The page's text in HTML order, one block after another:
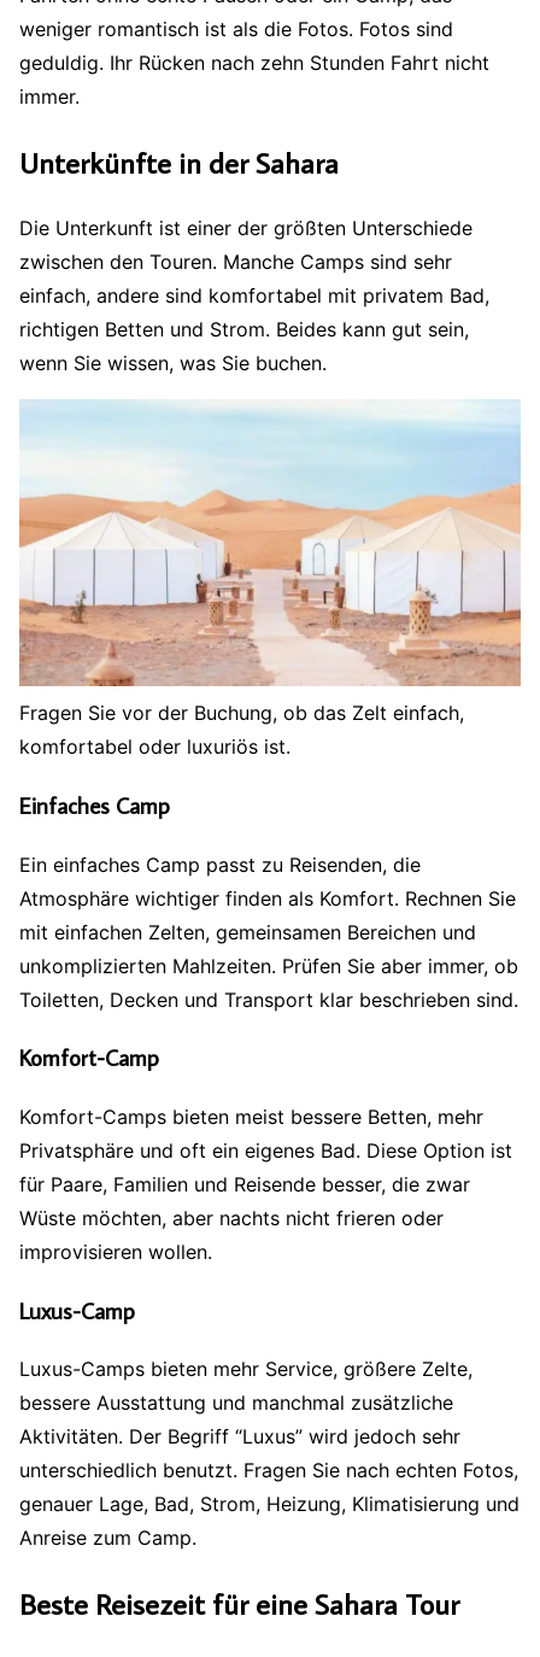
weniger romantisch ist als die Fotos. Fotos sind
geduldig. Ihr Rücken nach zehn Stunden Fahrt nicht
immer.
Unterkünfte in der Sahara
Die Unterkunft ist einer der größten Unterschiede
zwischen den Touren. Manche Camps sind sehr
einfach, andere sind komfortabel mit privatem Bad,
richtigen Betten und Strom. Beides kann gut sein,
wenn Sie wissen, was Sie buchen.
Fragen Sie vor der Buchung, ob das Zelt einfach,
komfortabel oder luxuriös ist.
Einfaches Camp
Ein einfaches Camp passt zu Reisenden, die
Atmosphäre wichtiger finden als Komfort. Rechnen Sie
mit einfachen Zelten, gemeinsamen Bereichen und
unkomplizierten Mahlzeiten. Prüfen Sie aber immer, ob
Toiletten, Decken und Transport klar beschrieben sind.
Komfort-Camp
Komfort-Camps bieten meist bessere Betten, mehr
Privatsphäre und oft ein eigenes Bad. Diese Option ist
für Paare, Familien und Reisende besser, die zwar
Wüste möchten, aber nachts nicht frieren oder
improvisieren wollen.
Luxus-Camp
Luxus-Camps bieten mehr Service, größere Zelte,
bessere Ausstattung und manchmal zusätzliche
Aktivitäten. Der Begriff “Luxus” wird jedoch sehr
unterschiedlich benutzt. Fragen Sie nach echten Fotos,
genauer Lage, Bad, Strom, Heizung, Klimatisierung und
Anreise zum Camp.
Beste Reisezeit für eine Sahara Tour